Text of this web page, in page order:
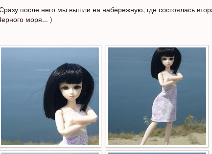
после него мы вышли на набережную, где состоялась
моря... )